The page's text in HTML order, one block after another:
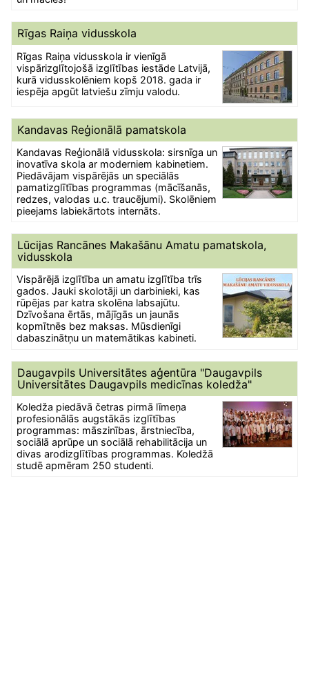
Rīgas Raiņa vidusskola
Rīgas Raiņa vidusskola ir vienīgā
vispārizglītojošā izglītības iestāde Latvijā,
kurā vidusskolēniem kopš 2018. gada ir
iespēja apgūt latviešu zīmju valodu.
Kandavas Reģionālā pamatskola
Kandavas Reģionālā vidusskola: sirsnīga un
inovatīva skola ar moderniem kabinetiem.
Piedāvājam vispārējās un speciālās
pamatizglītības programmas (mācīšanās,
redzes, valodas u.c. traucējumi). Skolēniem
pieejams labiekārtots internāts.
Lūcijas Rancānes Makašānu Amatu pamatskola,
vidusskola
Vispārējā izglītība un amatu izglītība trīs
gados. Jauki skolotāji un darbinieki, kas
rūpējas par katra skolēna labsajūtu.
Dzīvošana ērtās, mājīgās un jaunās
kopmītnēs bez maksas. Mūsdienīgi
dabaszinātņu un matemātikas kabineti.
Daugavpils Universitātes aģentūra "Daugavpils
Universitātes Daugavpils medicīnas koledža"
Koledža piedāvā četras pirmā līmeņa
profesionālās augstākās izglītības
programmas: māszinības, ārstniecība,
sociālā aprūpe un sociālā rehabilitācija un
divas arodizglītības programmas. Koledžā
studē apmēram 250 studenti.